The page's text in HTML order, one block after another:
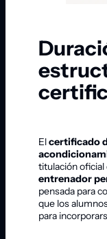
Elcertificado
titulación oficial
entrenador
pensada para
que los
para